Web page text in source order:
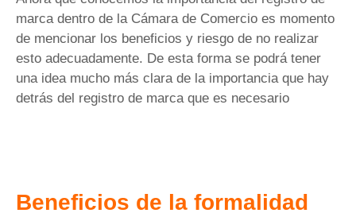
marca dentro de la Cámara de Comercio es momento
de mencionar los beneficios y riesgo de no realizar
esto adecuadamente. De esta forma se podrá tener
una idea mucho más clara de la importancia que hay
detrás del registro de marca que es necesario
Beneficios de la formalidad